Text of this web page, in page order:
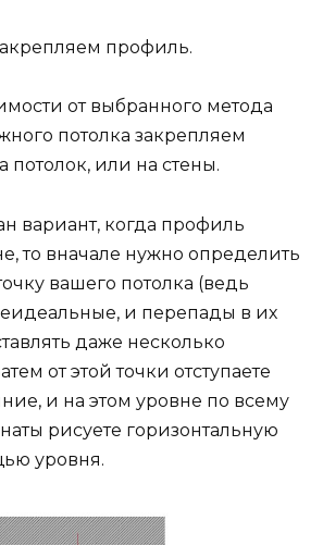
профиль.
от выбранного метода
потолка закрепляем
или на стены.
вариант, когда профиль
то вначале нужно определить
вашего потолка (ведь
и перепады в их
даже несколько
от этой точки отступаете
и на этом уровне по всему
рисуете горизонтальную
уровня.